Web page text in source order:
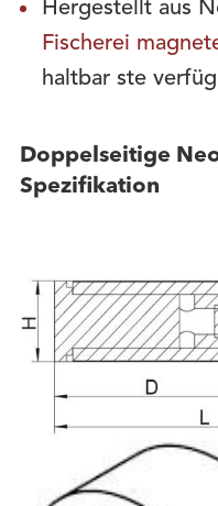
Hergestellt aus
Fischerei
haltbar ste
Doppelseitige
Spezifikation